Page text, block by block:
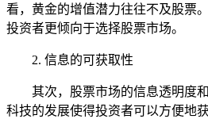
看，黄金的增值潜力往往不及股票
投资者更倾向于选择股票市场。
2. 信息的可获取性
其次，股票市场的信息透明度
科技的发展使得投资者可以方便地